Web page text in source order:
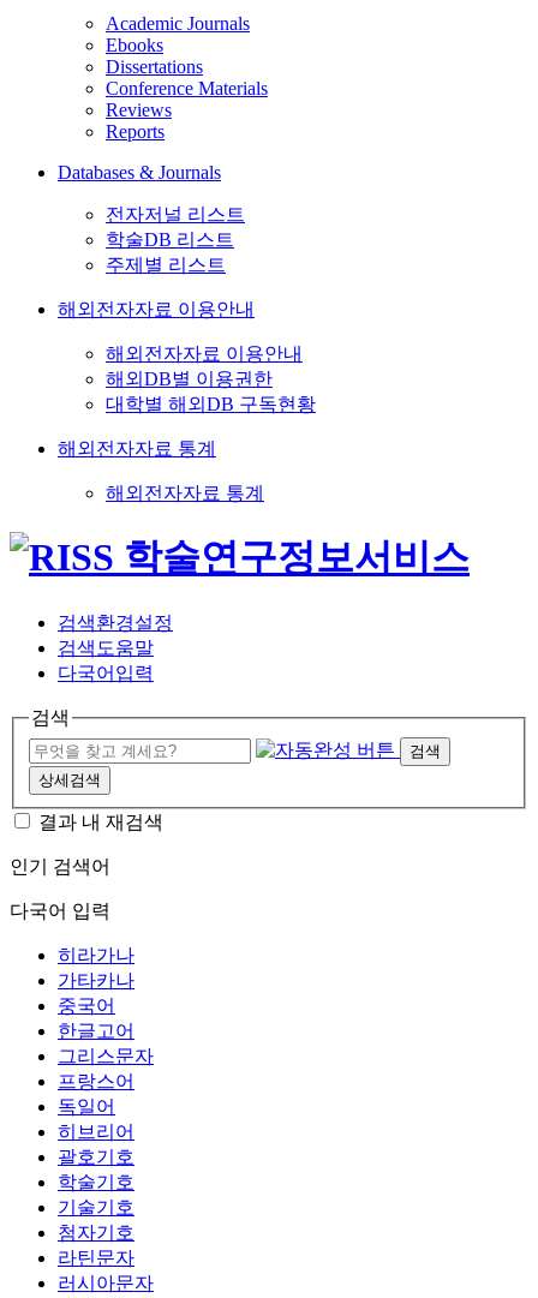
Academic Journals
Ebooks
Dissertations
Conference Materials
Reviews
Reports
Databases & Journals
전자저널 리스트
학술DB 리스트
주제별 리스트
해외전자자료 이용안내
해외전자자료 이용안내
해외DB별 이용권한
대학별 해외DB 구독현황
해외전자자료 통계
해외전자자료 통계
검색환경설정
검색도움말
다국어입력
검색
검색
상세검색
결과 내 재검색
인기 검색어
다국어 입력
히라가나
가타카나
중국어
한글고어
그리스문자
프랑스어
독일어
히브리어
괄호기호
학술기호
기술기호
첨자기호
라틴문자
러시아문자